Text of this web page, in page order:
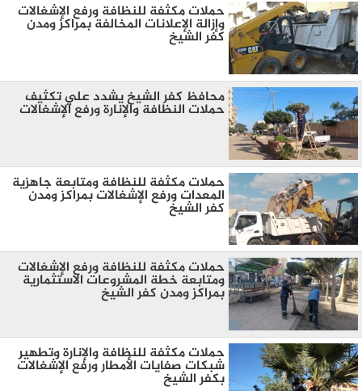
حملات مكثفة للنظافة ورفع الإشغالات
وإزالة الإعلانات المخالفة بمراكز ومدن
كفر الشيخ
محافظ كفر الشيخ يشدد علي تكثيف
حملات النظافة والإنارة ورفع الإشغالات
حملات مكثفة للنظافة ومتابعة جاهزية
المعدات ورفع الإشغالات بمراكز ومدن
كفر الشيخ
حملات مكثفة للنظافة ورفع الإشغالات
ومتابعة خطة المشروعات الاستثمارية
بمراكز ومدن كفر الشيخ
حملات مكثفة للنظافة والإنارة وتطهير
شبكات صفايات الأمطار ورفع الإشغالات
بكفر الشيخ